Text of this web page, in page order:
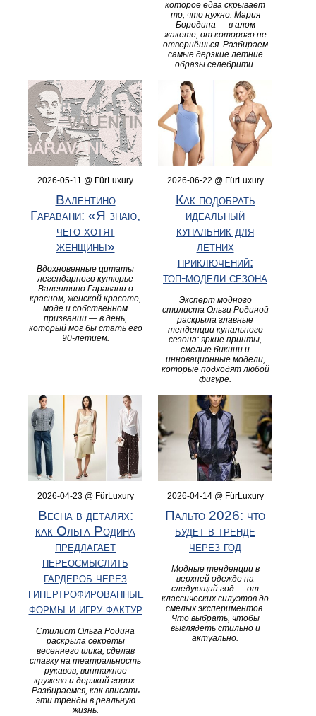
которое едва скрывает
то, что нужно. Мария
Бородина — в алом
жакете, от которого не
отвернёшься. Разбираем
самые дерзкие летние
образы селебрити.
2026-05-11 @ FürLuxury
Валентино
Гаравани: «Я знаю,
чего хотят
женщины»
Вдохновенные цитаты
легендарного кутюрье
Валентино Гаравани о
красном, женской красоте,
моде и собственном
призвании — в день,
который мог бы стать его
90-летием.
2026-06-22 @ FürLuxury
Как подобрать
идеальный
купальник для
летних
приключений:
топ‑модели сезона
Эксперт модного
стилиста Ольги Родиной
раскрыла главные
тенденции купального
сезона: яркие принты,
смелые бикини и
инновационные модели,
которые подходят любой
фигуре.
2026-04-23 @ FürLuxury
Весна в деталях:
как Ольга Родина
предлагает
переосмыслить
гардероб через
гипертрофированные
формы и игру фактур
Стилист Ольга Родина
раскрыла секреты
весеннего шика, сделав
ставку на театральность
рукавов, винтажное
кружево и дерзкий горох.
Разбираемся, как вписать
эти тренды в реальную
жизнь.
2026-04-14 @ FürLuxury
Пальто 2026: что
будет в тренде
через год
Модные тенденции в
верхней одежде на
следующий год — от
классических силуэтов до
смелых экспериментов.
Что выбрать, чтобы
выглядеть стильно и
актуально.